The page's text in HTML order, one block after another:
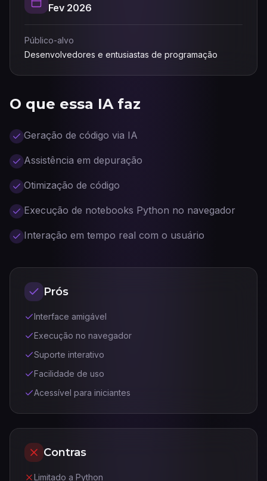
O que essa IA faz
Geração de código via IA
Assistência em depuração
Otimização de código
Execução de notebooks Python no navegador
Interação em tempo real com o usuário
Prós
Interface amigável
Execução no navegador
Suporte interativo
Facilidade de uso
Acessível para iniciantes
Contras
Limitado a Python
Fev 2026
Público-alvo
Desenvolvedores e entusiastas de programação